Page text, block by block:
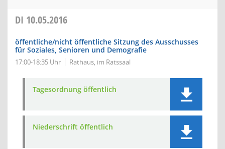
DI 10.05.2016
öffentliche/nicht öffentliche Sitzung des Ausschusses
für Soziales, Senioren und Demografie
17:00-18:35 Uhr Rathaus, im Ratssaal
Tagesordnung öffentlich
Niederschrift öffentlich